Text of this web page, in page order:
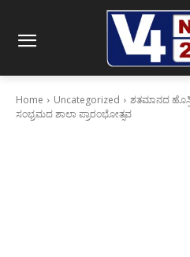
Home Uncategorized
ಶತಮಾನದ
ಸಂಭ್ರಮದ ಶಾಲಾ ಪ್ರಾರಂಭೋತ್ಸವ